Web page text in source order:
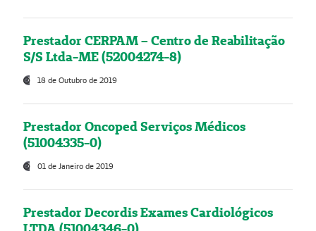
Prestador CERPAM – Centro de Reabilitação
S/S Ltda-ME (52004274-8)
18 de Outubro de 2019
Prestador Oncoped Serviços Médicos
(51004335-0)
01 de Janeiro de 2019
Prestador Decordis Exames Cardiológicos